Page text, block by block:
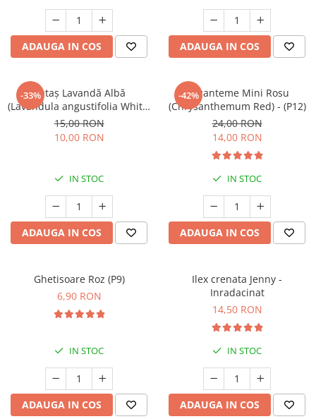
ADAUGA IN COS ADAUGA IN COS
-33%Butaș Lavandă Albă
(Lavandula angustifolia White)
- Înrădăcinat
15,00 RON
10,00 RON
IN STOC
ADAUGA IN COS
-42%
Crizanteme Mini Rosu
(Chrysanthemum Red) - (P12)
24,00 RON
14,00 RON
IN STOC
ADAUGA IN COS
Ghetisoare Roz (P9)
6,90 RON
IN STOC
ADAUGA IN COS
Ilex crenata Jenny -
Inradacinat
14,50 RON
IN STOC
ADAUGA IN COS